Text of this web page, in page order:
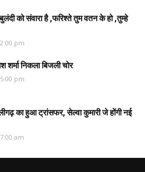
को संवारा है ,फरिश्ते तुम वतन के हो ,तुम्हे
pm
शर्मा निकला बिजली चोर
pm
का हुआ ट्रांसफर, सेल्वा कुमारी जे होंगी नई
am